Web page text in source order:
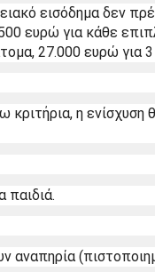
εισόδημα δεν
ευρώ για κάθε
27.000 ευρώ για 3
η ενίσχυση
παιδιά.
αναπηρία